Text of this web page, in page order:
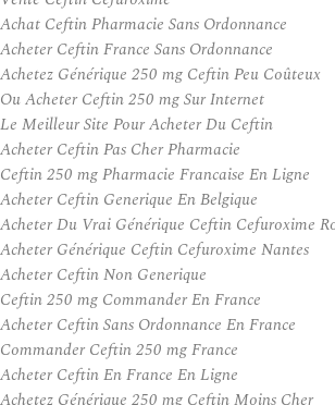
Achat Ceftin Pharmacie Sans Ordonnance
Acheter Ceftin France Sans Ordonnance
Achetez Générique 250 mg Ceftin Peu Coûteux
Ou Acheter Ceftin 250 mg Sur Internet
Le Meilleur Site Pour Acheter Du Ceftin
Acheter Ceftin Pas Cher Pharmacie
Ceftin 250 mg Pharmacie Francaise En Ligne
Acheter Ceftin Generique En Belgique
Acheter Du Vrai Générique Ceftin Cefuroxime
Acheter Générique Ceftin Cefuroxime Nantes
Acheter Ceftin Non Generique
Ceftin 250 mg Commander En France
Acheter Ceftin Sans Ordonnance En France
Commander Ceftin 250 mg France
Acheter Ceftin En France En Ligne